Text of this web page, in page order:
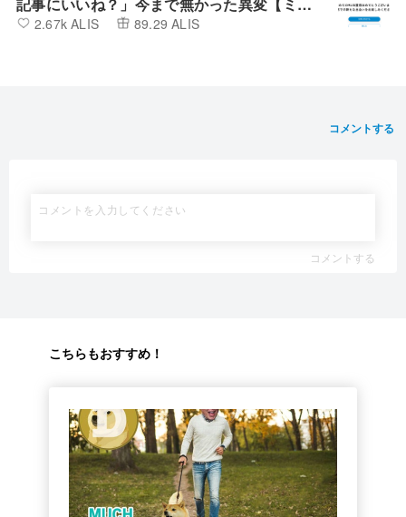
カブIR】
2.67k ALIS 89.29 ALIS
コメントする
コメントする
こちらもおすすめ！